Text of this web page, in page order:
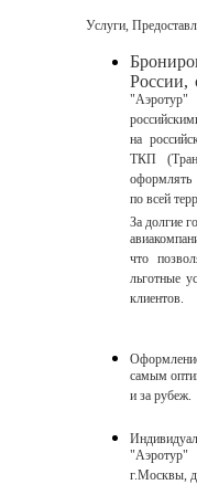
Услуги,
"Аэротур"
на
ТКП
оформлять
по всей
За долгие
что
льготные
клиентов.
самым
и за рубеж.
"Аэротур"
г.Москвы,